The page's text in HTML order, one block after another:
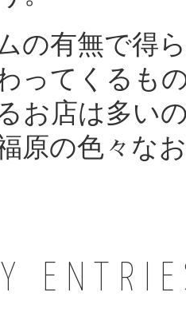
の有無で得
ってくるも
お店は多い
原の色々な